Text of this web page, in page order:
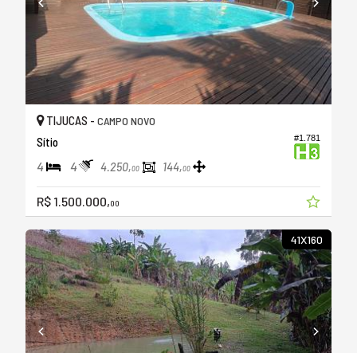
#1.781
TIJUCAS - CAMPO NOVO
Sítio
4 4 4.250,00 144,00
R$ 1.500.000,00
41X160